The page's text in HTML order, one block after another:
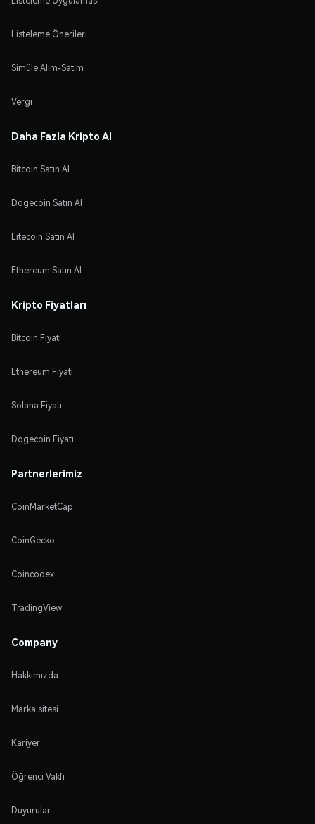
Listeleme Önerileri
Simüle Alım-Satım
Vergi
Daha Fazla Kripto Al
Bitcoin Satın Al
Dogecoin Satın Al
Litecoin Satın Al
Ethereum Satın Al
Kripto Fiyatları
Bitcoin Fiyatı
Ethereum Fiyatı
Solana Fiyatı
Dogecoin Fiyatı
Partnerlerimiz
CoinMarketCap
CoinGecko
Coincodex
TradingView
Company
Hakkımızda
Marka sitesi
Kariyer
Öğrenci Vakfı
Duyurular